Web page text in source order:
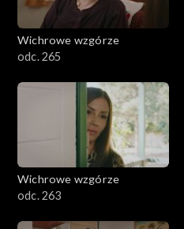
Wichrowe wzgórze
odc. 265
Wichrowe wzgórze
odc. 263